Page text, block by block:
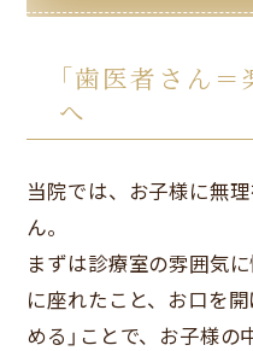
「歯医者さん
へ
当院では、お子様に無
ん。
まずは診療室の雰囲気
に座れたこと、お口を
める」ことで、お子様の